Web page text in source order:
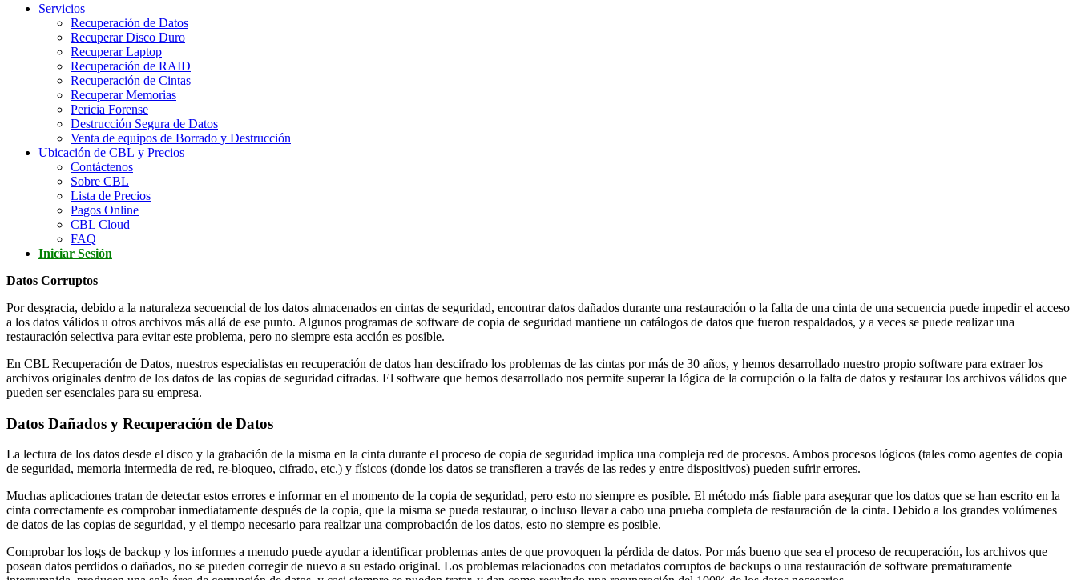
Servicios
Recuperación de Datos
Recuperar Disco Duro
Recuperar Laptop
Recuperación de RAID
Recuperación de Cintas
Recuperar Memorias
Pericia Forense
Destrucción Segura de Datos
Venta de equipos de Borrado y Destrucción
Ubicación de CBL y Precios
Contáctenos
Sobre CBL
Lista de Precios
Pagos Online
CBL Cloud
FAQ
Iniciar Sesión
Datos Corruptos
Por desgracia, debido a la naturaleza secuencial de los datos almacenados en cintas de seguridad, encontrar datos dañados durante una restauración o la falta de una cinta de una secuencia puede impedir el acceso
a los datos válidos u otros archivos más allá de ese punto. Algunos programas de software de copia de seguridad mantiene un catálogos de datos que fueron respaldados, y a veces se puede realizar una
restauración selectiva para evitar este problema, pero no siempre esta acción es posible.
En CBL Recuperación de Datos, nuestros especialistas en recuperación de datos han descifrado los problemas de las cintas por más de 30 años, y hemos desarrollado nuestro propio software para extraer los
archivos originales dentro de los datos de las copias de seguridad cifradas. El software que hemos desarrollado nos permite superar la lógica de la corrupción o la falta de datos y restaurar los archivos válidos que
pueden ser esenciales para su empresa.
Datos Dañados y Recuperación de Datos
La lectura de los datos desde el disco y la grabación de la misma en la cinta durante el proceso de copia de seguridad implica una compleja red de procesos. Ambos procesos lógicos (tales como agentes de copia
de seguridad, memoria intermedia de red, re-bloqueo, cifrado, etc.) y físicos (donde los datos se transfieren a través de las redes y entre dispositivos) pueden sufrir errores.
Muchas aplicaciones tratan de detectar estos errores e informar en el momento de la copia de seguridad, pero esto no siempre es posible. El método más fiable para asegurar que los datos que se han escrito en la
cinta correctamente es comprobar inmediatamente después de la copia, que la misma se pueda restaurar, o incluso llevar a cabo una prueba completa de restauración de la cinta. Debido a los grandes volúmenes
de datos de las copias de seguridad, y el tiempo necesario para realizar una comprobación de los datos, esto no siempre es posible.
Comprobar los logs de backup y los informes a menudo puede ayudar a identificar problemas antes de que provoquen la pérdida de datos. Por más bueno que sea el proceso de recuperación, los archivos que
posean datos perdidos o dañados, no se pueden corregir de nuevo a su estado original. Los problemas relacionados con metadatos corruptos de backups o una restauración de software prematuramente